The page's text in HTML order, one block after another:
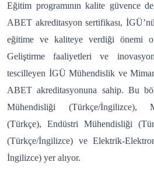
Eğitim programının kalite güvence
ABET akreditasyon sertifikası,
eğitime ve kaliteye verdiği önemi
Geliştirme faaliyetleri ve
tescilleyen İGÜ Mühendislik ve
ABET akreditasyonuna sahip. Bu
Mühendisliği (Türkçe/İngilizce),
(Türkçe), Endüstri Mühendisliği
(Türkçe/İngilizce) ve Elektrik-
İngilizce) yer alıyor.